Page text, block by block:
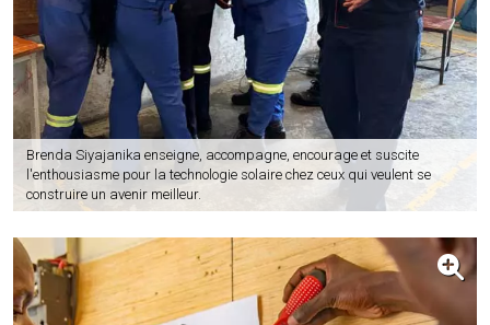
Brenda Siyajanika enseigne, accompagne, encourage et suscite
l'enthousiasme pour la technologie solaire chez ceux qui veulent se
construire un avenir meilleur.